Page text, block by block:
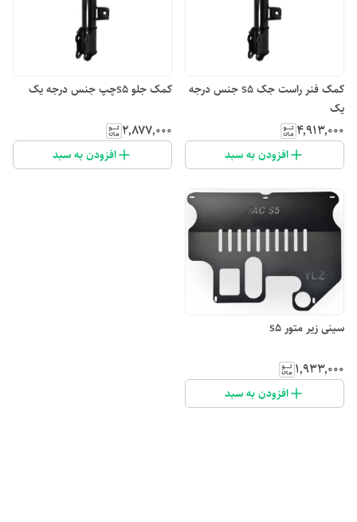
کمک فنر راست جک s5 جنس درجه
یک
۴٬۹۱۳٬۰۰۰
افزودن به سبد
کمک جلو s5چپ جنس درجه یک
۲٬۸۷۷٬۰۰۰
افزودن به سبد
سینی زیر متور s5
۱٬۹۳۳٬۰۰۰
افزودن به سبد